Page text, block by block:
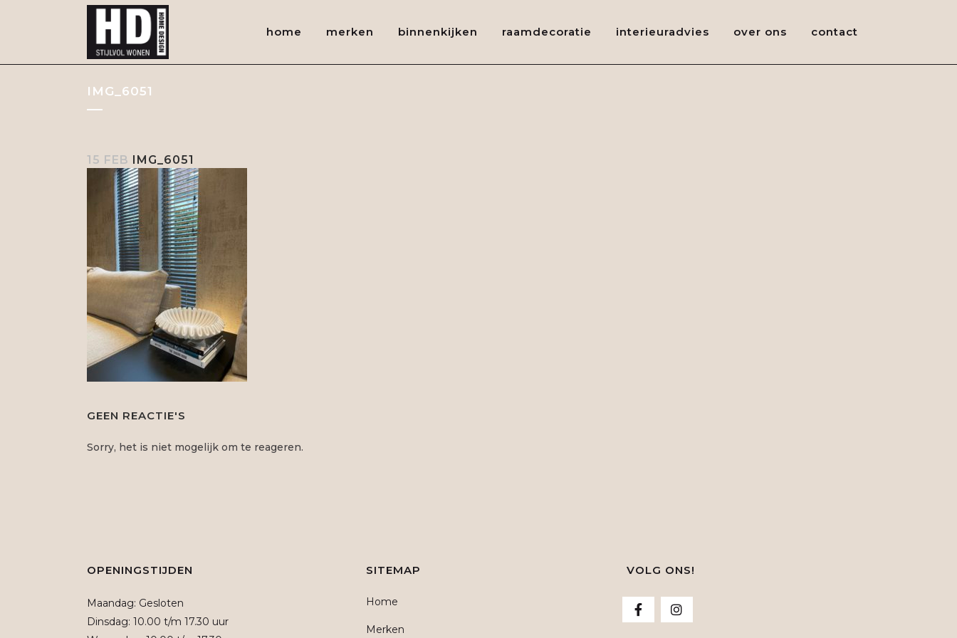
home merken binnenkijken raamdecoratie interieuradvies over ons contact
IMG_6051
15 FEB IMG_6051
GEEN REACTIE'S
Sorry, het is niet mogelijk om te reageren.
OPENINGSTIJDEN
Maandag: Gesloten
Dinsdag: 10.00 t/m 17.30 uur
SITEMAP
Home
Merken
VOLG ONS!